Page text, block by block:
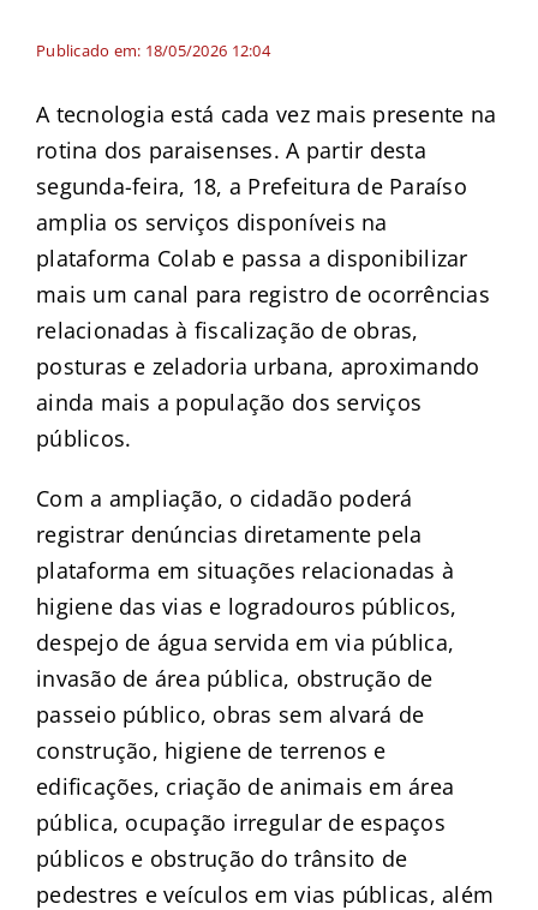
Publicado em: 18/05/2026 12:04
A tecnologia está cada vez mais presente na
rotina dos paraisenses. A partir desta
segunda-feira, 18, a Prefeitura de Paraíso
amplia os serviços disponíveis na
plataforma Colab e passa a disponibilizar
mais um canal para registro de ocorrências
relacionadas à fiscalização de obras,
posturas e zeladoria urbana, aproximando
ainda mais a população dos serviços
públicos.
Com a ampliação, o cidadão poderá
registrar denúncias diretamente pela
plataforma em situações relacionadas à
higiene das vias e logradouros públicos,
despejo de água servida em via pública,
invasão de área pública, obstrução de
passeio público, obras sem alvará de
construção, higiene de terrenos e
edificações, criação de animais em área
pública, ocupação irregular de espaços
públicos e obstrução do trânsito de
pedestres e veículos em vias públicas, além